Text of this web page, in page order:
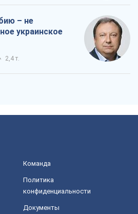
– не
украинское
2,4 т.
Команда
Политика
конфиденциальности
Документы